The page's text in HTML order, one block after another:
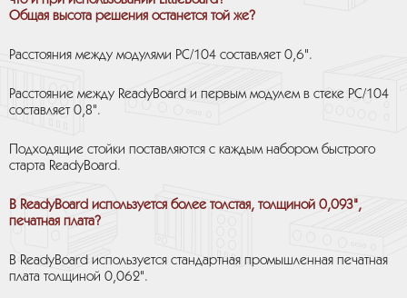
Общая высота решения останется той же?
Расстояния между модулями РС/104 составляет 0,6".
Расстояние между ReadyBoard и первым модулем в стеке РС/104
составляет 0,8".
Подходящие стойки поставляются с каждым набором быстрого
старта ReadyBoard.
В ReadyBoard используется более толстая, толщиной 0,093",
печатная плата?
В ReadyBoard используется стандартная промышленная печатная
плата толщиной 0,062".